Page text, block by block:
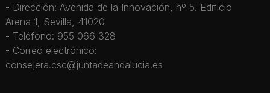
- Dirección: Avenida de la Innovación, nº 5. Edificio
Arena 1, Sevilla, 41020
- Teléfono: 955 066 328
- Correo electrónico:
consejera.csc@juntadeandalucia.es